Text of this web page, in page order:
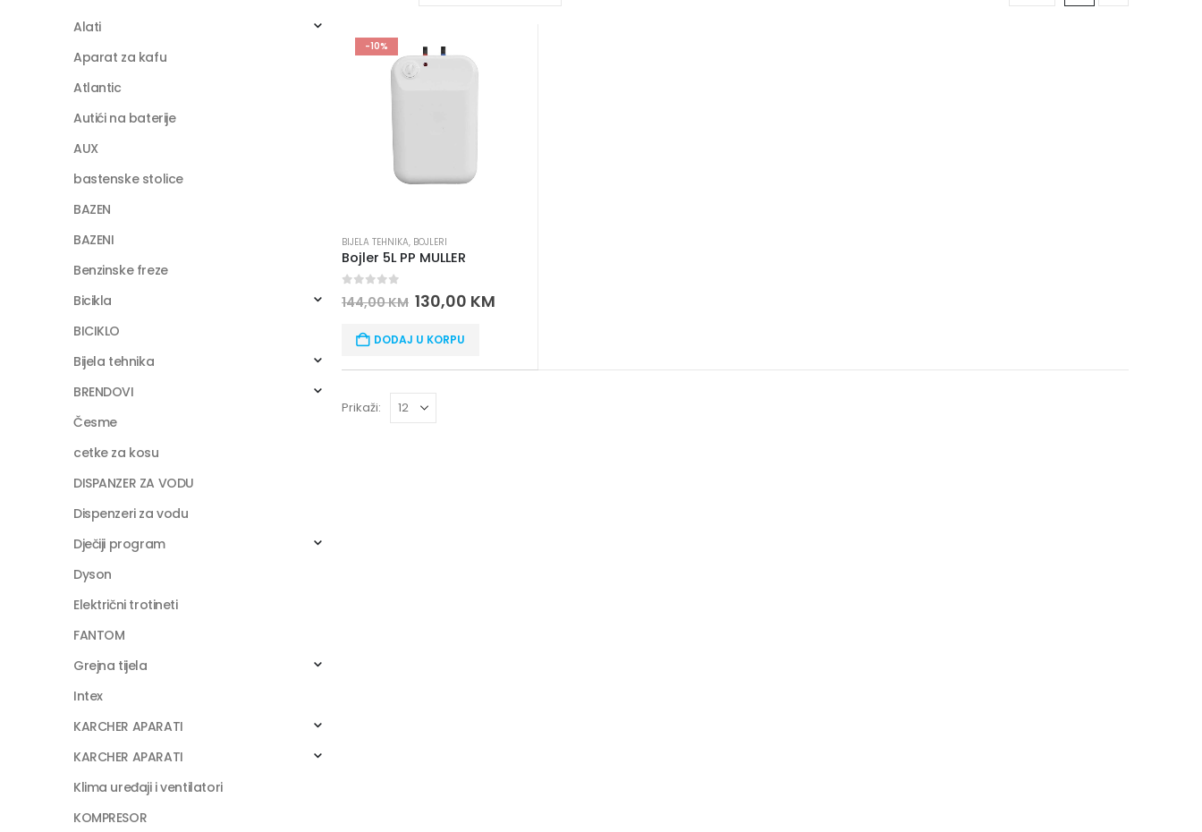
-10%
BIJELA TEHNIKA, BOJLERI
Bojler 5L PP MULLER
out of 5
144,00KM 130,00 KM
DODAJ U KORPU
Prikaži:
Alati
Aparat za kafu
Atlantic
Autići na baterije
AUX
bastenske stolice
BAZEN
BAZENI
Benzinske freze
Bicikla
BICIKLO
Bijela tehnika
BRENDOVI
Česme
cetke za kosu
DISPANZER ZA VODU
Dispenzeri za vodu
Dječiji program
Dyson
Električni trotineti
FANTOM
Grejna tijela
Intex
KARCHER APARATI
KARCHER APARATI
Klima uređaji i ventilatori
KOMPRESOR